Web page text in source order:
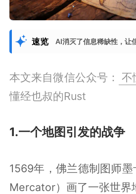
速览 AI消灭了信息稀缺性，让
本文来自微信公众号： 不
懂经也叔的Rust
1.一个地图引发的战争
1569年，佛兰德制图师
Mercator）画了一张世界